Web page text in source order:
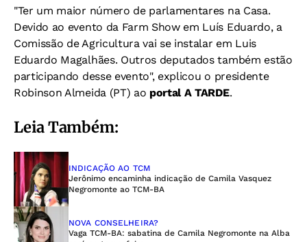
"Ter um maior número de parlamentares na Casa.
Devido ao evento da Farm Show em Luís Eduardo, a
Comissão de Agricultura vai se instalar em Luis
Eduardo Magalhães. Outros deputados também estão
participando desse evento", explicou o presidente
Robinson Almeida (PT) ao portal A TARDE.
Leia Também:
INDICAÇÃO AO TCM
Jerônimo encaminha indicação de Camila Vasquez
Negromonte ao TCM-BA
NOVA CONSELHEIRA?
Vaga TCM-BA: sabatina de Camila Negromonte na Alba